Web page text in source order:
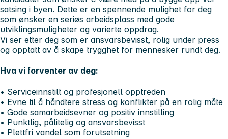
satsing i byen. Dette er en spennende mulighet for deg
som ønsker en seriøs arbeidsplass med gode
utviklingsmuligheter og varierte oppdrag.
Vi ser etter deg som er ansvarsbevisst, rolig under press
og opptatt av å skape trygghet for mennesker rundt deg.
Hva vi forventer av deg:
• Serviceinnstilt og profesjonell opptreden
• Evne til å håndtere stress og konflikter på en rolig måte
• Gode samarbeidsevner og positiv innstilling
• Punktlig, pålitelig og ansvarsbevisst
• Plettfri vandel som forutsetning